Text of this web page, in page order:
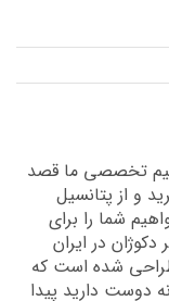
تیم تخصصی ما قصد
و از پتانسیل
شما را برای
در ایران
شده است که
دوست دارید پیدا